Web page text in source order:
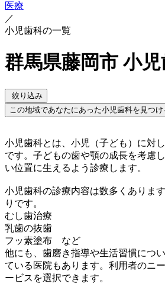
医療
／
小児歯科の一覧
群馬県藤岡市 小
絞り込み
この地域であなたにあった小児歯科を見つけ
小児歯科とは、小児（子ども）に対
です。子どもの歯や顎の成長を考慮
い位置に生えるよう診療します。
小児歯科の診療内容は数多くありま
りです。
むし歯治療
乳歯の抜歯
フッ素塗布 など
他にも、歯磨き指導や生活習慣につ
ている医院もあります。利用者のニ
ービスを選択できます。